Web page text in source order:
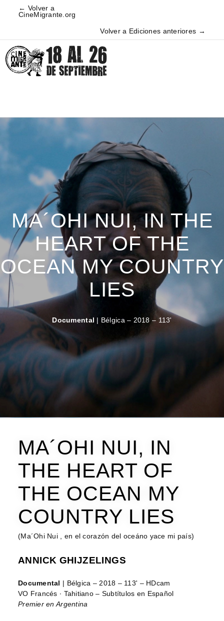
← Volver a
CineMigrante.org
Volver a Ediciones anteriores →
MA´OHI NUI, IN THE
HEART OF THE
OCEAN MY COUNTRY
LIES
Documental | Bélgica – 2018 – 113'
MA´OHI NUI, IN
THE HEART OF
THE OCEAN MY
COUNTRY LIES
(Ma´Ohi Nui , en el corazón del oceáno yace mi país)
ANNICK GHIJZELINGS
Documental
| Bélgica – 2018 – 113' – HDcam
VO Francés ∙ Tahitiano – Subtítulos en Español
Premier en Argentina